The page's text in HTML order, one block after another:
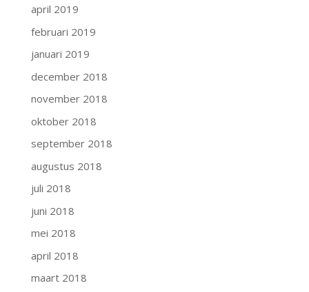
april 2019
februari 2019
januari 2019
december 2018
november 2018
oktober 2018
september 2018
augustus 2018
juli 2018
juni 2018
mei 2018
april 2018
maart 2018